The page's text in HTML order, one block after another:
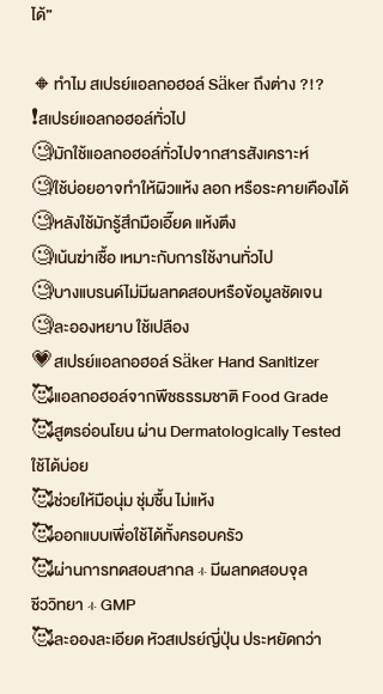
ได้”
🔸ทำไม สเปรย์แอลกอฮอล์ Säker ถึงต่าง ?!?
❗สเปรย์แอลกอฮอล์ทั่วไป
🧐มักใช้แอลกอฮอล์ทั่วไปจากสารสังเคราะห์
🧐ใช้บ่อยอาจทำให้ผิวแห้ง ลอก หรือระคายเคืองได้
🧐หลังใช้มักรู้สึกมือเอี๊ยด แห้งตึง
🧐เน้นฆ่าเชื้อ เหมาะกับการใช้งานทั่วไป
🧐บางแบรนด์ไม่มีผลทดสอบหรือข้อมูลชัดเจน
🧐ละอองหยาบ ใช้เปลือง
💗สเปรย์แอลกอฮอล์ Säker Hand Sanitizer
🥰แอลกอฮอล์จากพืชธรรมชาติ Food Grade
🥰สูตรอ่อนโยน ผ่าน Dermatologically Tested
ใช้ได้บ่อย
🥰ช่วยให้มือนุ่ม ชุ่มชื้น ไม่แห้ง
🥰ออกแบบเพื่อใช้ได้ทั้งครอบครัว
🥰ผ่านการทดสอบสากล + มีผลทดสอบจุล
ชีววิทยา + GMP
🥰ละอองละเอียด หัวสเปรย์ญี่ปุ่น ประหยัดกว่า